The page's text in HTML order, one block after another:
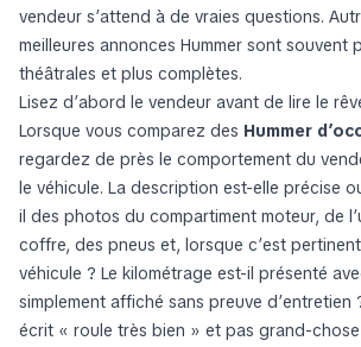
vendeur s’attend à de vraies questions.
meilleures annonces Hummer sont souvent
théâtrales et plus complètes.
Lisez d’abord le vendeur avant de lire le
Lorsque vous comparez des Hummer
regardez de près le comportement du
le véhicule. La description est-elle précise
il des photos du compartiment moteur, de
coffre, des pneus et, lorsque c’est
véhicule ? Le kilométrage est-il présenté
simplement affiché sans preuve d’entretien
écrit « roule très bien » et pas grand-chose